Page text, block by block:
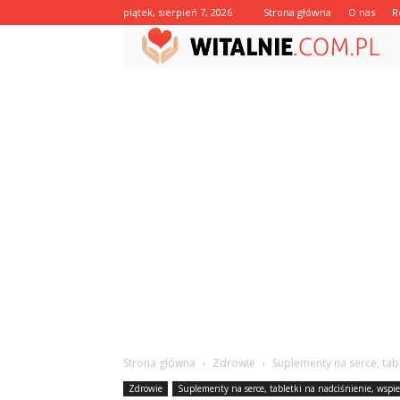
piątek, sierpień 7, 2026 Strona główna O nas
Strona główna Zdrowie Suplementy na serce,
Zdrowie Suplementy na serce, tabletki na nadciśnienie,